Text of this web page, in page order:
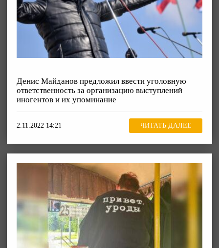
Денис Майданов предложил ввести уголовную
ответственность за организацию выступлений
иногентов и их упоминание
2.11.2022 14:21 ЧИТАТЬ ДАЛЕЕ